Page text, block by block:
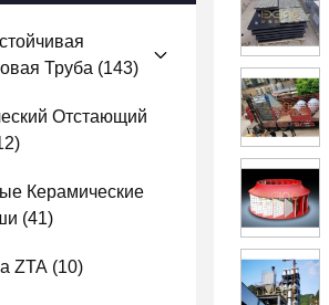
Труба (143)
Отстающий
Керамические
(41)
ZTA (10)